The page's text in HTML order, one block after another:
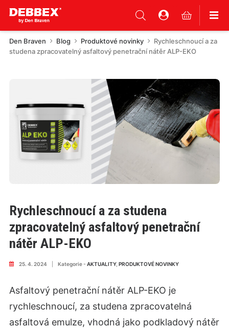
Den Braven Blog Produktové novinky
Rychleschnoucí a za
studena zpracovatelný asfaltový penetrační nátěr ALP-EKO
Rychleschnoucí a za studena
zpracovatelný asfaltový penetrační
nátěr ALP-EKO
25. 4. 2024 Kategorie - AKTUALITY, PRODUKTOVÉ NOVINKY
Asfaltový penetrační nátěr ALP-EKO je
rychleschnoucí, za studena zpracovatelná
asfaltová emulze, vhodná jako podkladový nátěr